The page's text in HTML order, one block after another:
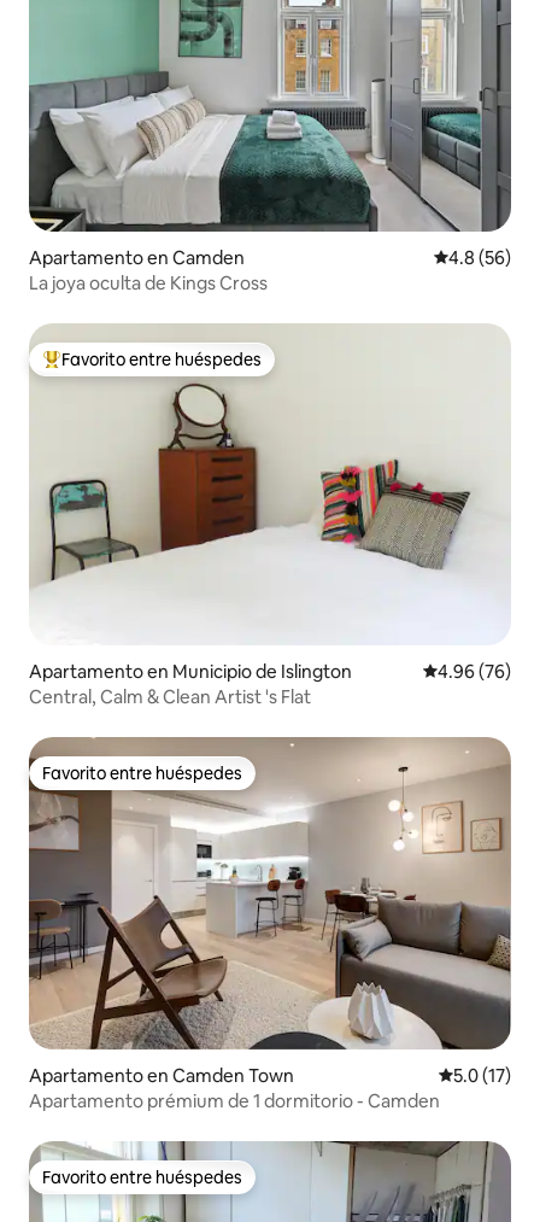
Apartamento en Camden Calificación
4.8 (56)
La joya oculta de Kings Cross
Favorito entre huéspedes preferido
Favorito entre huéspedes
Apartamento en Municipio de Islington Calificación
4.96 (76)
Central, Calm & Clean Artist 's Flat
Favorito entre huéspedes
Favorito entre huéspedes
Apartamento en Camden Town Calificación
5.0 (17)
Apartamento prémium de 1 dormitorio - Camden
Favorito entre huéspedes
Favorito entre huéspedes